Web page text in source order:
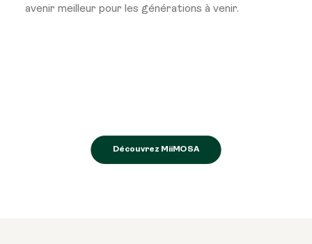
avenir meilleur pour les générations à venir.
Découvrez MiiMOSA